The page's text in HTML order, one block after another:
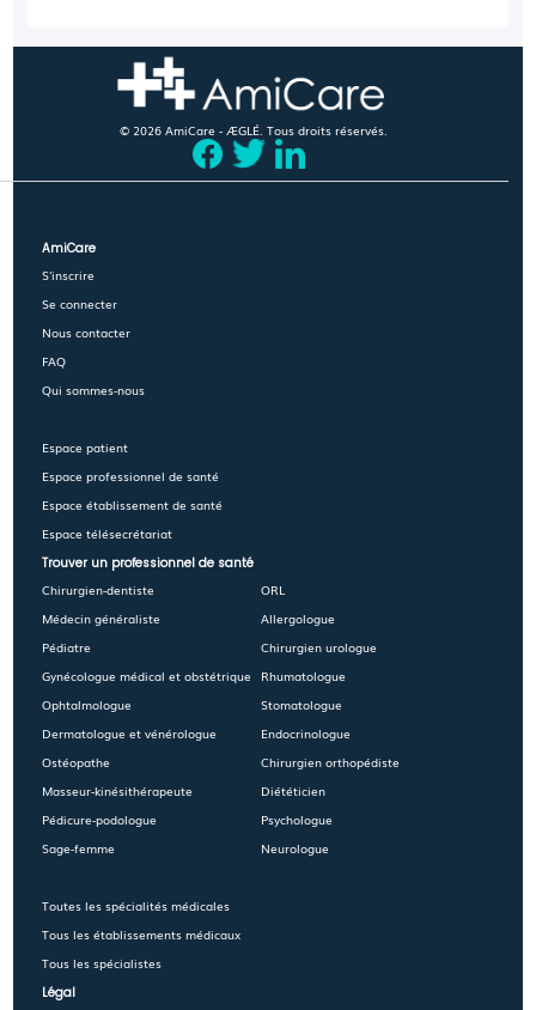
© 2026 AmiCare - ÆGLÉ. Tous droits réservés.
AmiCare
S'inscrire
Se connecter
Nous contacter
FAQ
Qui sommes-nous
Espace patient
Espace professionnel de santé
Espace établissement de santé
Espace télésecrétariat
Trouver un professionnel de santé
Chirurgien-dentiste
Médecin généraliste
Pédiatre
Gynécologue médical et obstétrique
Ophtalmologue
Dermatologue et vénérologue
Ostéopathe
Masseur-kinésithérapeute
Pédicure-podologue
Sage-femme
Toutes les spécialités médicales
Tous les établissements médicaux
Tous les spécialistes
ORL
Allergologue
Chirurgien urologue
Rhumatologue
Stomatologue
Endocrinologue
Chirurgien orthopédiste
Diététicien
Psychologue
Neurologue
Légal